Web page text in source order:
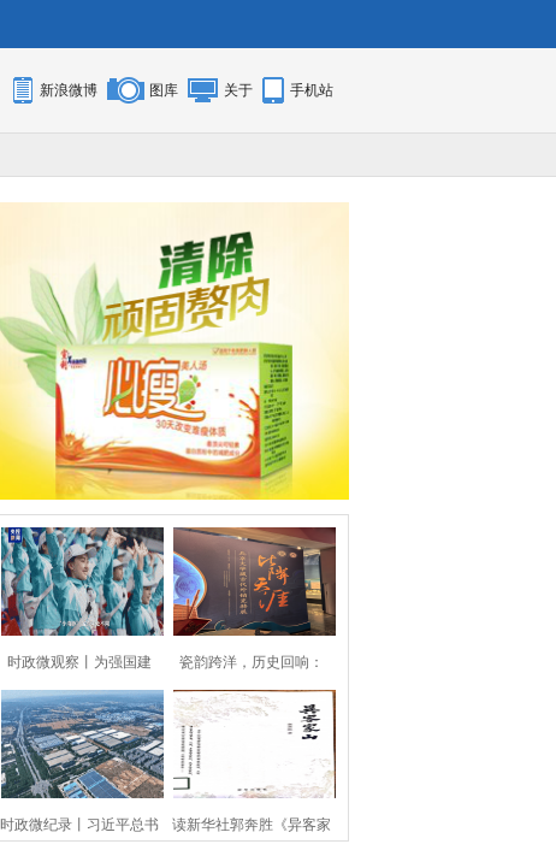
新浪微博 图库 关于 手机站
时政微观察丨为强国建
设、民
瓷韵跨洋，历史回响：
“参观
时政微纪录丨习近平总书 读新华社郭奔胜《异客家